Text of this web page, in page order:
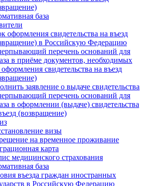
база
оформления свидетельства на въезд
в Российскую Федерацию
перечень оснований для
в приёме документов, необходимых
оформления свидетельства на въезд
заявление о выдаче свидетельства
перечень оснований для
в оформлении (выдаче) свидетельства
(возвращение)
визы
на временное проживание
карта
медицинского страхования
база
въезда граждан иностранных
в Российскую Федерацию